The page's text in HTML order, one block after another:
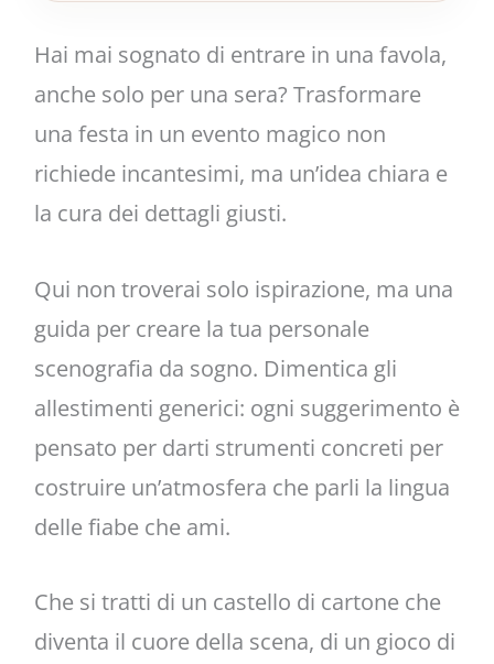
Hai mai sognato di entrare in una favola,
anche solo per una sera? Trasformare
una festa in un evento magico non
richiede incantesimi, ma un’idea chiara e
la cura dei dettagli giusti.
Qui non troverai solo ispirazione, ma una
guida per creare la tua personale
scenografia da sogno. Dimentica gli
allestimenti generici: ogni suggerimento è
pensato per darti strumenti concreti per
costruire un’atmosfera che parli la lingua
delle fiabe che ami.
Che si tratti di un castello di cartone che
diventa il cuore della scena, di un gioco di